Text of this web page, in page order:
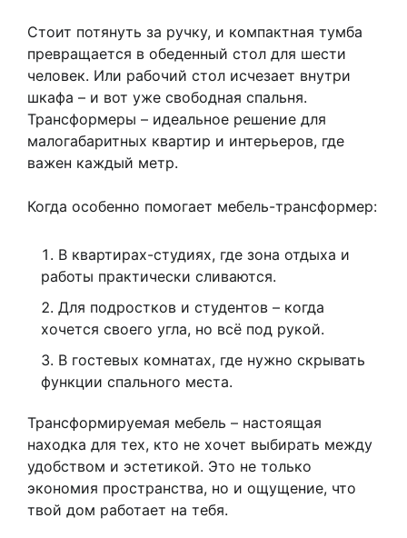
Стоит потянуть за ручку, и компактная тумба
превращается в обеденный стол для шести
человек. Или рабочий стол исчезает внутри
шкафа – и вот уже свободная спальня.
Трансформеры – идеальное решение для
малогабаритных квартир и интерьеров, где
важен каждый метр.
Когда особенно помогает мебель-трансформер:
В квартирах-студиях, где зона отдыха и
работы практически сливаются.
Для подростков и студентов – когда
хочется своего угла, но всё под рукой.
В гостевых комнатах, где нужно скрывать
функции спального места.
Трансформируемая мебель – настоящая
находка для тех, кто не хочет выбирать между
удобством и эстетикой. Это не только
экономия пространства, но и ощущение, что
твой дом работает на тебя.